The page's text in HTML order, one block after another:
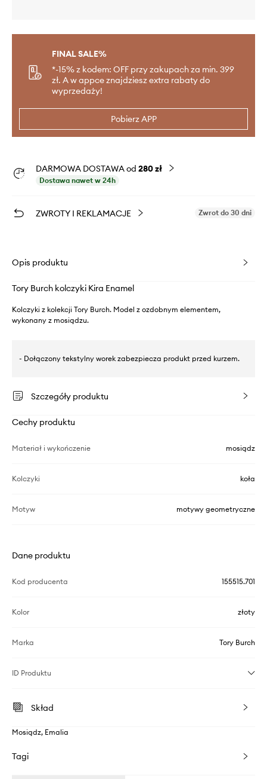
FINAL SALE%
*-15% z kodem: OFF przy zakupach za min. 399
zł. A w appce znajdziesz extra rabaty do
wyprzedaży!
Pobierz APP
DARMOWA DOSTAWA od 280 zł
Dostawa nawet w 24h
ZWROTY I REKLAMACJE Zwrot do 30 dni
Opis produktu
Tory Burch kolczyki Kira Enamel
Kolczyki z kolekcji Tory Burch. Model z ozdobnym elementem,
wykonany z mosiądzu.
- Dołączony tekstylny worek zabezpiecza produkt przed kurzem.
Szczegóły produktu
Cechy produktu
Materiał i wykończenie mosiądz
Kolczyki koła
Motyw motywy geometryczne
Dane produktu
Kod producenta 155515.701
Kolor złoty
Marka Tory Burch
ID Produktu
Skład
Mosiądz, Emalia
Tagi